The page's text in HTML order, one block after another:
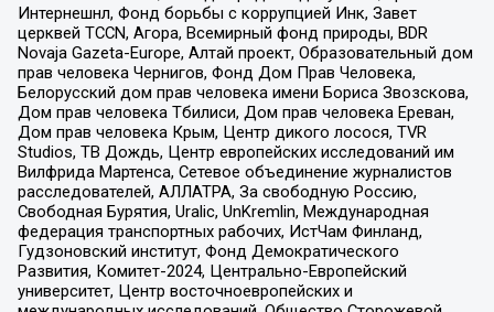
Интернешнл, Фонд борьбы с коррупцией Инк, Завет
церквей TCCN, Агора, Всемирный фонд природы, BDR
Novaja Gazeta-Europe, Алтай проект, Образовательный дом
прав человека Чернигов, Фонд Дом Прав Человека,
Белорусский дом прав человека имени Бориса Звозскова,
Дом прав человека Тбилиси, Дом прав человека Ереван,
Дом прав человека Крым, Центр дикого лосося, TVR
Studios, ТВ Дождь, Центр европейских исследований им
Вилфрида Мартенса, Сетевое объединение журналистов
расследователей, АЛЛАТРА, За свободную Россию,
Свободная Бурятия, Uralic, UnKremlin, Международная
федерация транспортных рабочих, ИстЧам Финланд,
Гудзоновский институт, Фонд Демократического
Развития, Комитет-2024, Центрально-Европейский
университет, Центр восточноевропейских и